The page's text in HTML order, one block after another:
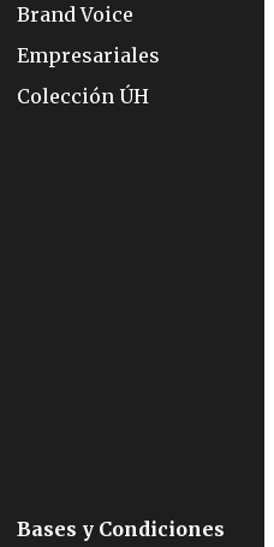
Brand Voice
Empresariales
Colección ÚH
Bases y Condiciones